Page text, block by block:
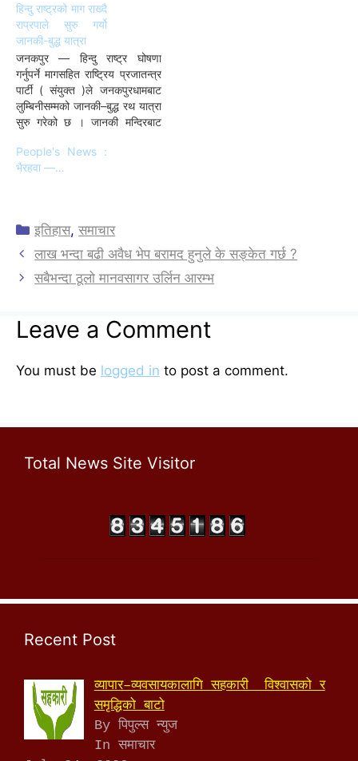
थालेको छ । नेपाली अध्यागमन
अधिकारीहरूका अनुसार तेस्रो
मुलुकबाट प्रत्येक दिन सयौँ पर्यटक
यो नाकाबाट लुम्बिनी भ्रमण गर्न
आउँछन्। तर उनीहरू आएकै दिन वा
भोलि…
हिन्दु राष्ट्रको माग राख्दै
राप्रपाले सुरु गर्यो
जानकी-बुद्ध यात्रा
जनकपुर — हिन्दु राष्ट्र घोषणा
गर्नुपर्ने मागसहित राष्ट्रिय प्रजातन्त्र
पार्टी ( संयुक्त )ले जनकपुरधामबाट
लुम्बिनीसम्मको जानकी–बुद्ध रथ यात्रा
सुरु गरेको छ । जानकी मन्दिरबाट
अध्यक्षद्वय पशुपति शमशेर जबरा र
प्रकाशचन्द्र लोहनीसँगै सुनिलबहादुर
People's News :
भैरहवा —…
Categories
इतिहास,समाचार
लाख भन्दा बढी अवैध भेप बरामद हुनुले के सङ्केत गर्छ ?
सबैभन्दा ठूलो मानवसागर उर्लिन आरम्भ
Leave a Comment
You must be logged in to post a comment.
Total News Site Visitor
Recent Post
व्यापार–व्यवसायकालागि सहकारी विश्वासको र
समृद्धिको बाटो
By पिपुल्स न्युज
In समाचार